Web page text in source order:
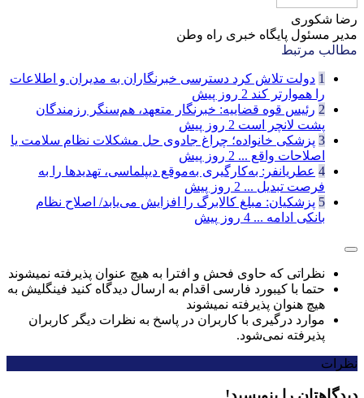
رضا شکوری
مدیر مسئول پایگاه خبری راه وطن
مطالب مرتبط
1 دولت تلاش کرد دسترسی خبرنگاران به مدیران و اطلاعات
را هموارتر کند 2 روز پیش
2 رئیس قوه قضاییه: خبرنگار متعهد، هم‌سنگر رزمندگان
پشت لانچر است 2 روز پیش
3 پزشکی خانواده؛ چراغ جادوی حل مشکلات نظام سلامت یا
اصلاحات واقع ... 2 روز پیش
4 عطریانفر: به‌کارگیری به‌موقع دیپلماسی، تهدیدها را به
فرصت تبدیل ... 2 روز پیش
5 پزشکیان: مبلغ کالابرگ را افزایش می‌یابد/ اصلاح نظام
بانکی ادامه ... 4 روز پیش
نظراتی که حاوی فحش و افترا به هیچ عنوان پذیرفته نمیشوند
حتما با کیبورد فارسی اقدام به ارسال دیدگاه کنید فینگلیش به
هیچ هنوان پذیرفته نمیشوند
موارد درگیری با کاربران در پاسخ به نظرات دیگر کاربران
پذیرفته نمی‌شود.
نظرات